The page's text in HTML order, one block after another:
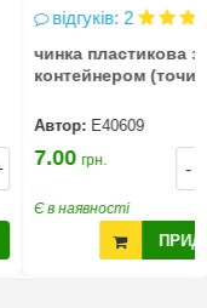
2
з
(точилка)
Е40609
-
ПРИДБАТИ